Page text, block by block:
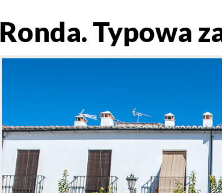
Ronda. Typowa